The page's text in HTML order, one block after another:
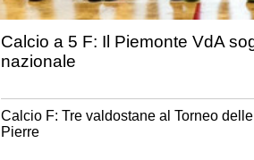
Calcio a 5 F: Il Piemonte VdA
nazionale
Calcio F: Tre valdostane al Torneo
Pierre